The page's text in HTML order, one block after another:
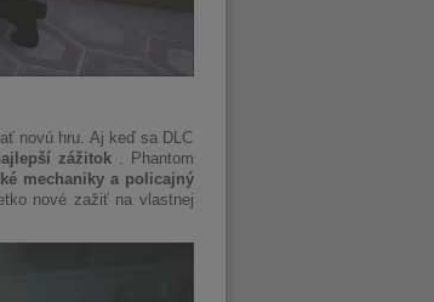
novú hru. Aj keď sa DLC
zážitok. Phantom
mechaniky a policajný
nové zažiť na vlastnej